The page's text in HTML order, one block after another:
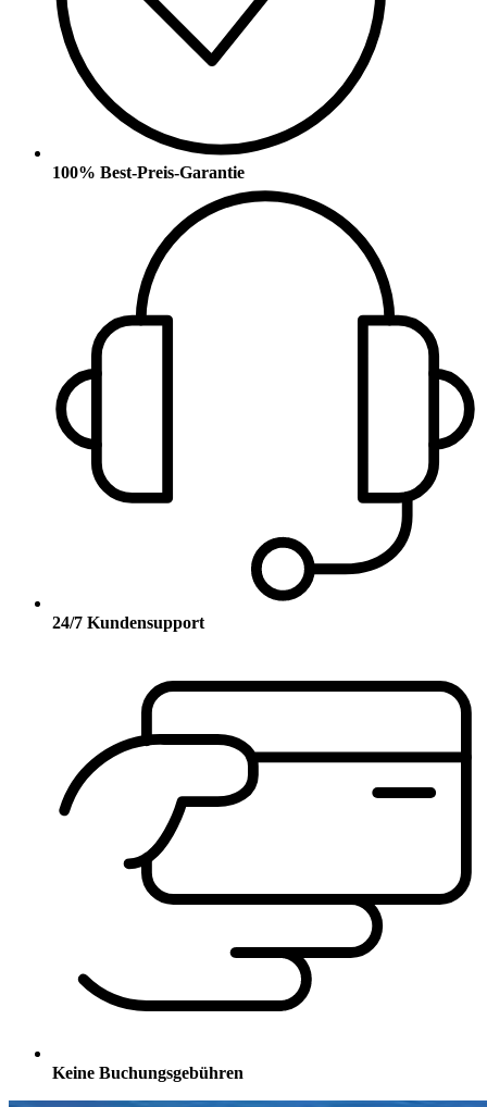
100% Best-Preis-Garantie
24/7 Kundensupport
Keine Buchungsgebühren